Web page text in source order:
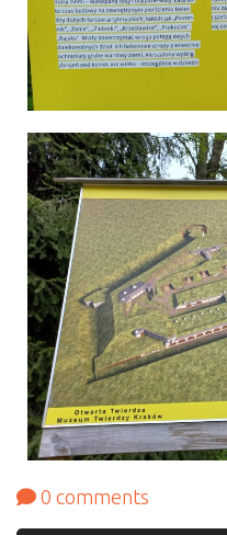
0 comments